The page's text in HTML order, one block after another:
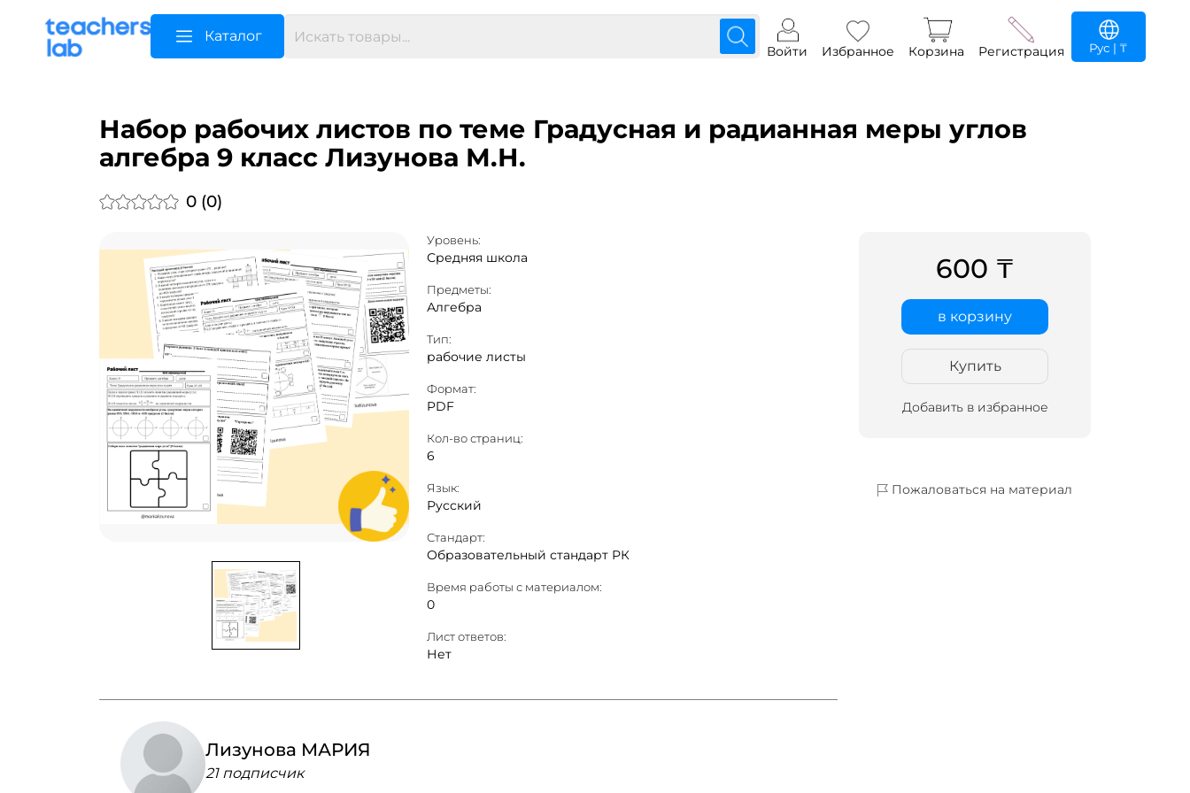
Каталог
Войти Избранное Корзина Регистрация Рус | ₸
Набор рабочих листов по теме Градусная и радианная меры углов
алгебра 9 класс Лизунова М.Н.
0 (0)
Уровень:
Средняя школа
Предметы:
Алгебра
Тип:
рабочие листы
Формат:
PDF
Кол-во страниц:
6
Язык:
Русский
Стандарт:
Образовательный стандарт РК
Время работы с материалом:
0
Лист ответов:
Нет
Лизунова МАРИЯ
21 подписчик
600 ₸
в корзину
Купить
Добавить в избранное
Пожаловаться на материал